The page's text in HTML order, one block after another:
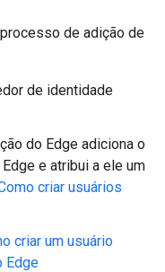
de adição de
de identidade
do Edge adiciona o
e atribui a ele um
criar usuários
criar um usuário
Edge